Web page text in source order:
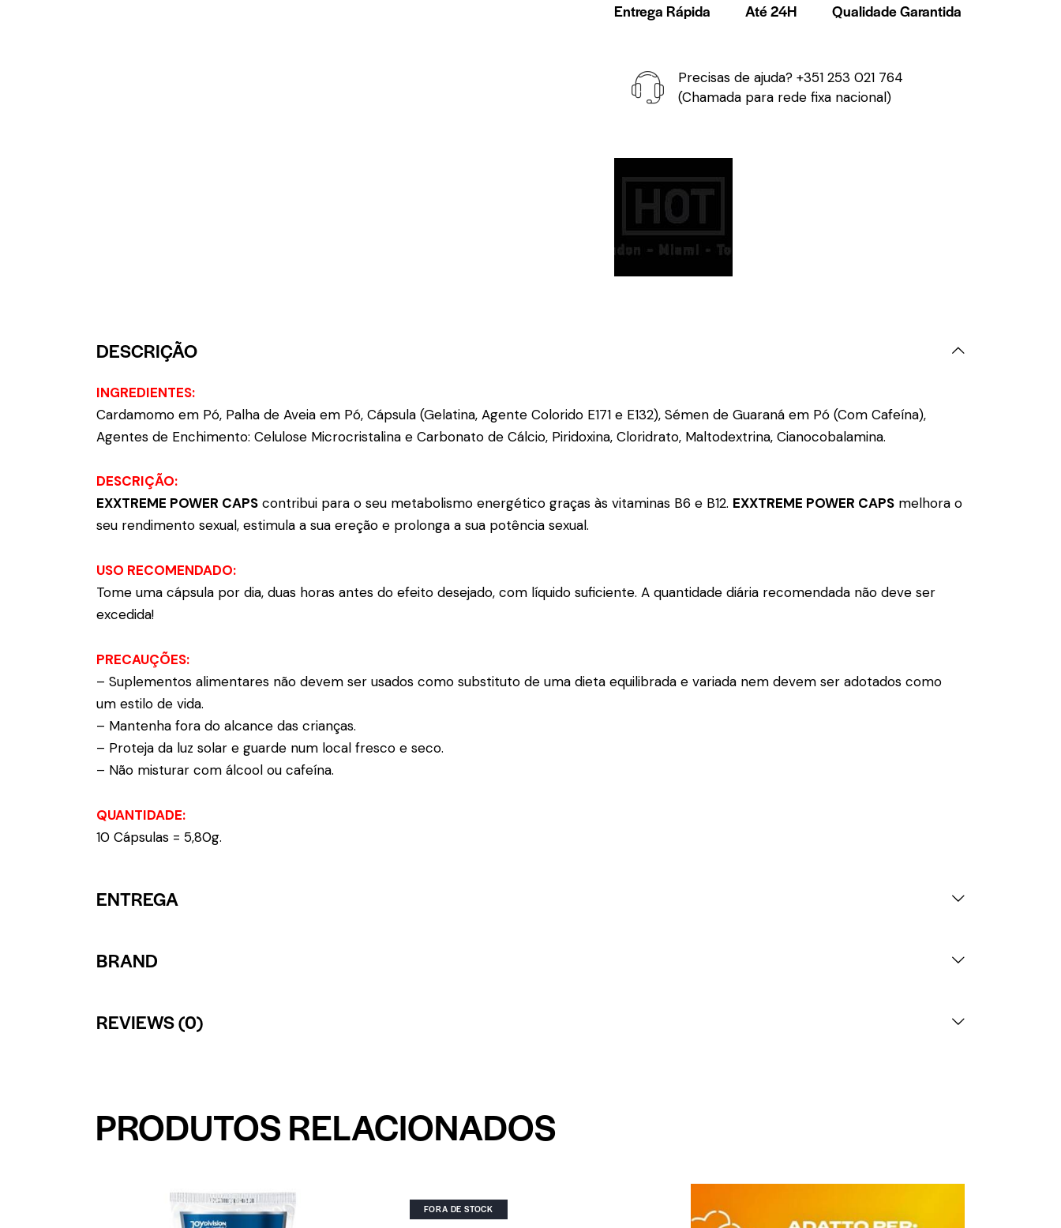
Entrega Rápida Até 24H Qualidade Garantida
Precisas de ajuda? +351 253 021 764
(Chamada para rede fixa nacional)
DESCRIÇÃO
INGREDIENTES:
Cardamomo em Pó, Palha de Aveia em Pó, Cápsula (Gelatina, Agente Colorido E171 e E132), Sémen de Guaraná em Pó (Com Cafeína),
Agentes de Enchimento: Celulose Microcristalina e Carbonato de Cálcio, Piridoxina, Cloridrato, Maltodextrina, Cianocobalamina.
DESCRIÇÃO:
EXXTREME POWER CAPS contribui para o seu metabolismo energético graças às vitaminas B6 e B12. EXXTREME POWER CAPS melhora o
seu rendimento sexual, estimula a sua ereção e prolonga a sua potência sexual.
USO RECOMENDADO:
Tome uma cápsula por dia, duas horas antes do efeito desejado, com líquido suficiente. A quantidade diária recomendada não deve ser
excedida!
PRECAUÇÕES:
– Suplementos alimentares não devem ser usados como substituto de uma dieta equilibrada e variada nem devem ser adotados como
um estilo de vida.
– Mantenha fora do alcance das crianças.
– Proteja da luz solar e guarde num local fresco e seco.
– Não misturar com álcool ou cafeína.
QUANTIDADE:
10 Cápsulas = 5,80g.
ENTREGA
BRAND
REVIEWS (0)
PRODUTOS RELACIONADOS
FORA DE STOCK